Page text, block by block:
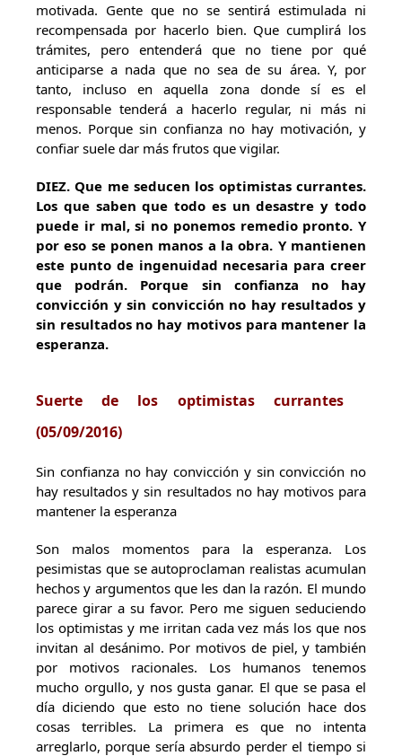
motivada. Gente que no se sentirá estimulada ni
recompensada por hacerlo bien. Que cumplirá los
trámites, pero entenderá que no tiene por qué
anticiparse a nada que no sea de su área. Y, por
tanto, incluso en aquella zona donde sí es el
responsable tenderá a hacerlo regular, ni más ni
menos. Porque sin confianza no hay motivación, y
confiar suele dar más frutos que vigilar.
DIEZ. Que me seducen los optimistas currantes.
Los que saben que todo es un desastre y todo
puede ir mal, si no ponemos remedio pronto. Y
por eso se ponen manos a la obra. Y mantienen
este punto de ingenuidad necesaria para creer
que podrán. Porque sin confianza no hay
convicción y sin convicción no hay resultados y
sin resultados no hay motivos para mantener la
esperanza.
Suerte de los optimistas currantes
(05/09/2016)
Sin confianza no hay convicción y sin convicción no
hay resultados y sin resultados no hay motivos para
mantener la esperanza
Son malos momentos para la esperanza. Los
pesimistas que se autoproclaman realistas acumulan
hechos y argumentos que les dan la razón. El mundo
parece girar a su favor. Pero me siguen seduciendo
los optimistas y me irritan cada vez más los que nos
invitan al desánimo. Por motivos de piel, y también
por motivos racionales. Los humanos tenemos
mucho orgullo, y nos gusta ganar. El que se pasa el
día diciendo que esto no tiene solución hace dos
cosas terribles. La primera es que no intenta
arreglarlo, porque sería absurdo perder el tiempo si